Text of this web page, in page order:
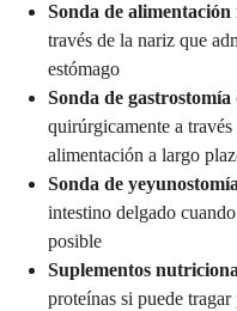
Sonda de alimentación
través de la nariz que
estómago
Sonda de gastrostomía
quirúrgicamente a
alimentación a largo
Sonda de yeyunostomía
intestino delgado
posible
Suplementos
proteínas si puede